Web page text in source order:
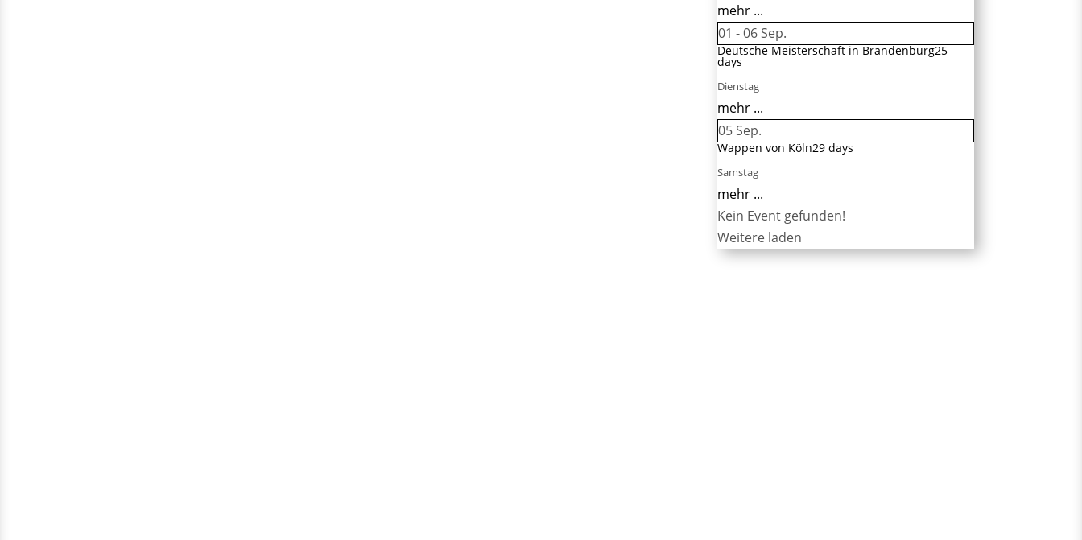
mehr ...
01 - 06Sep.
Deutsche Meisterschaft in Brandenburg25
days
Dienstag
mehr ...
05Sep.
Wappen von Köln29 days
Samstag
mehr ...
Kein Event gefunden!
Weitere laden